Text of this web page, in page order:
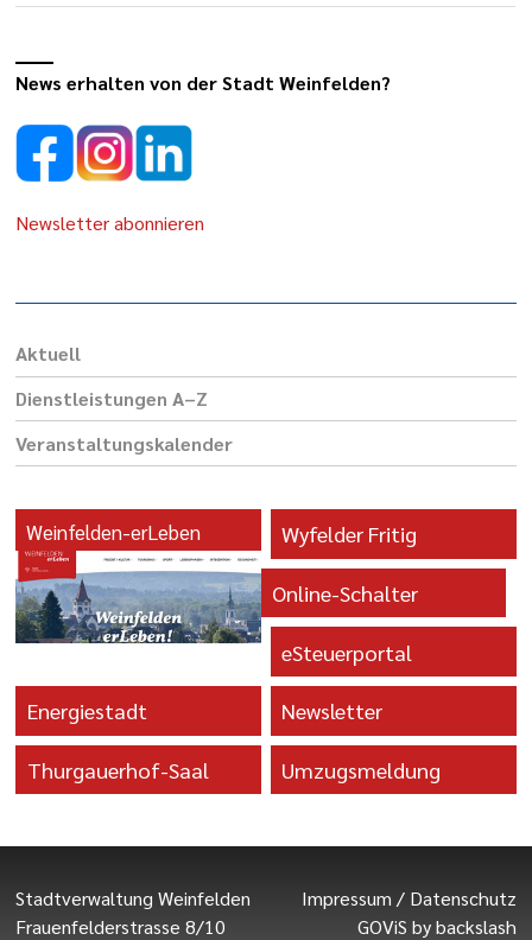
News erhalten von der Stadt Weinfelden?
Newsletter abonnieren
Aktuell
Dienst­leis­tungen A–Z
Veranstaltungs­kalender
Weinfelden-erLeben Wyfelder Fritig
Online-Schalter
eSteuerportal
Energiestadt Newsletter
Thurgauerhof-Saal Umzugsmeldung
Impressum / Datenschutz
GOViS bybackslash
Stadtverwaltung Weinfelden
Frauenfelderstrasse 8/10